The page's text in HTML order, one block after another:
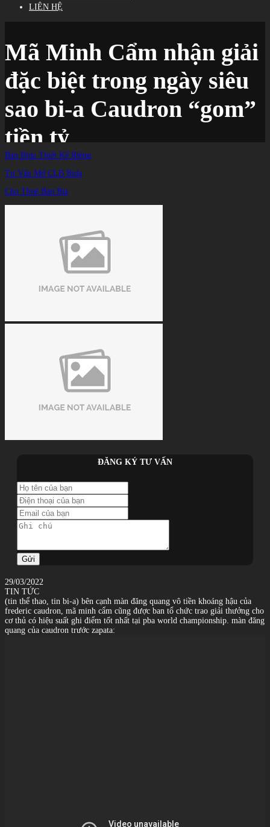
LIÊN HỆ
Mã Minh Cẩm nhận giải
đặc biệt trong ngày siêu
sao bi-a Caudron “gom”
tiền tỷ
TIN TỨC /
Bàn Bida Thiết Kế Riêng
Tư Vấn Mở CLB Bida
Cho Thuê Bàn Bia
ĐĂNG KÝ TƯ VẤN
Gửi
29/03/2022
TIN TỨC
(tin thể thao, tin bi-a) bên cạnh màn đăng quang vô tiền khoáng hậu của
frederic caudron, mã minh cẩm cũng được ban tổ chức trao giải thưởng cho
cơ thủ có hiệu suất ghi điểm tốt nhất tại pba world championship. màn đăng
quang của caudron trước zapata: